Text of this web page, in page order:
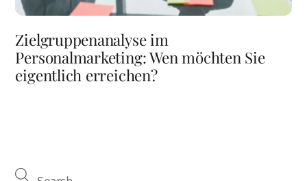
Zielgruppenanalyse im
Personalmarketing: Wen möchten Sie
eigentlich erreichen?